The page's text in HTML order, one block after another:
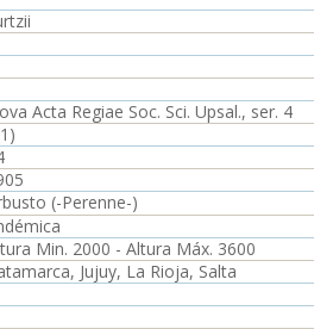
Acta Regiae Soc. Sci. Upsal., ser. 4
(-Perenne-)
Min. 2000 - Altura Máx. 3600
Jujuy, La Rioja, Salta